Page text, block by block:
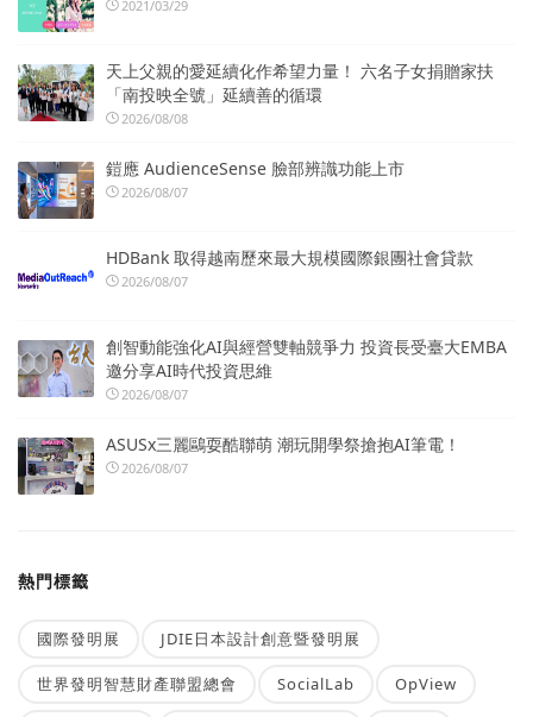
2021/03/29
天上父親的愛延續化作希望力量！ 六名子女捐贈家扶
「南投映全號」延續善的循環
2026/08/08
鎧應 AudienceSense 臉部辨識功能上市
2026/08/07
HDBank 取得越南歷來最大規模國際銀團社會貸款
2026/08/07
創智動能強化AI與經營雙軸競爭力 投資長受臺大EMBA
邀分享AI時代投資思維
2026/08/07
ASUSx三麗鷗耍酷聯萌 潮玩開學祭搶抱AI筆電！
2026/08/07
熱門標籤
國際發明展 JDIE日本設計創意暨發明展
世界發明智慧財產聯盟總會 SocialLab OpView